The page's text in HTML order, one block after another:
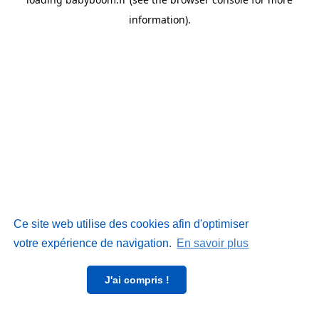
Ce site web utilise des cookies afin d'optimiser
votre expérience de navigation. En savoir plus
J'ai compris !
information).